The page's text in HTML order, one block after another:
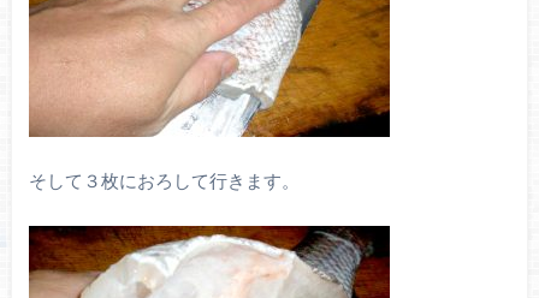
そして３枚におろして行きます。